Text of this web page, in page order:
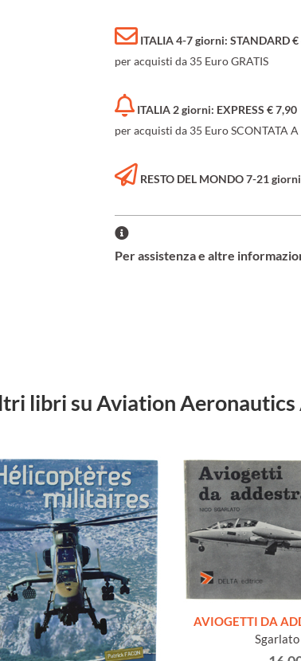
ITALIA 4-7 giorni: STANDARD €
per acquisti da 35 Euro GRATIS
ITALIA 2 giorni: EXPRESS € 7,90
per acquisti da 35 Euro SCONTATA A
RESTO DEL MONDO 7-21
Per assistenza e altre
libri su Aviation
AVIOGETTI DA